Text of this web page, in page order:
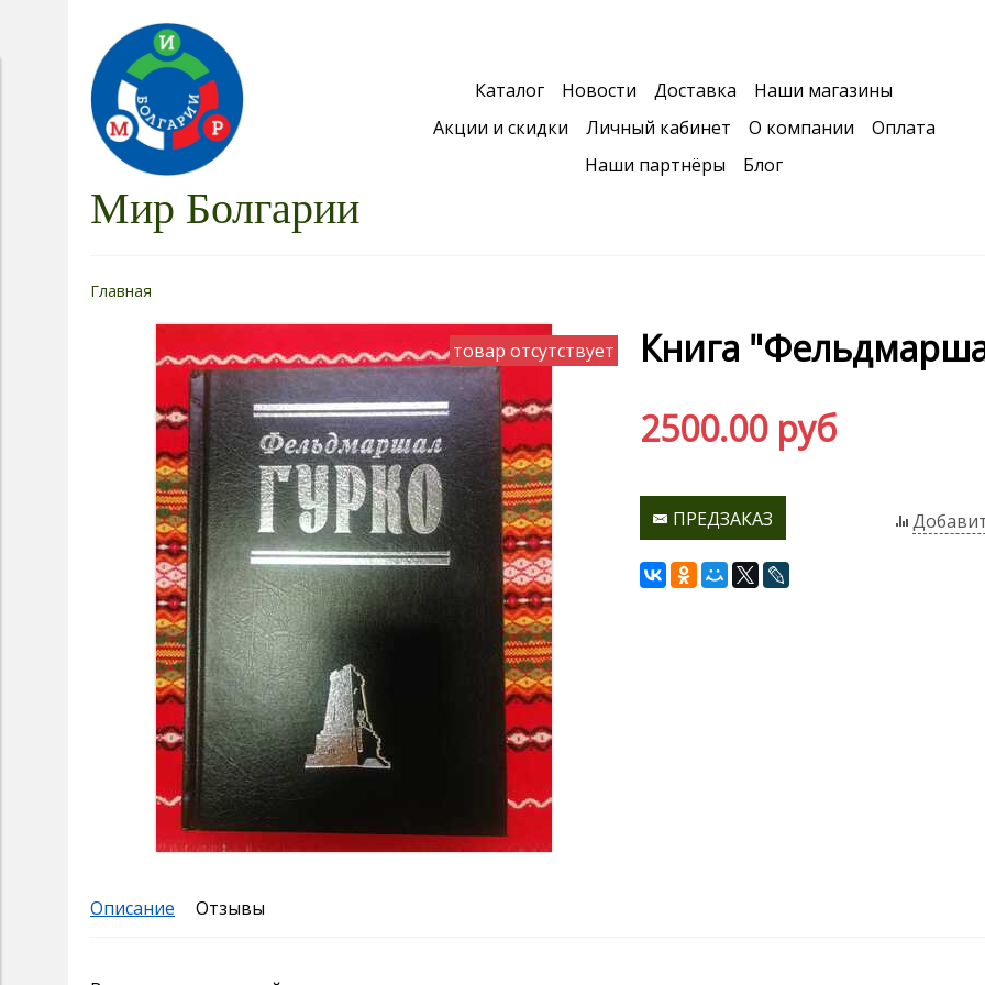
Мир Болгарии
Каталог Новости Доставка
Наши магазины
Акции и скидки
Личный кабинет О компании
Оплата
Наши партнёры
Блог
Главная
товар отсутствует
Книга
2500.00 руб
ПРЕДЗАКАЗ
Описание Отзывы